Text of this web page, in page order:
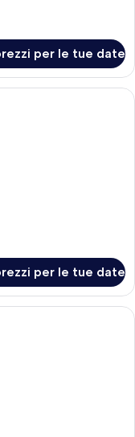
per le tue date
da letto con un letto,
per le tue date
con tavolo e sedie